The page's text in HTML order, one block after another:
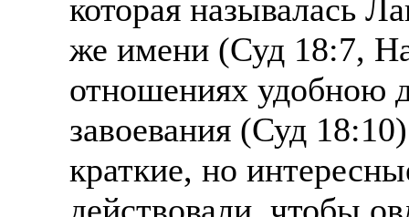
которая называлась
же имени (Суд 18:7,
отношениях удобною
завоевания (Суд
краткие, но